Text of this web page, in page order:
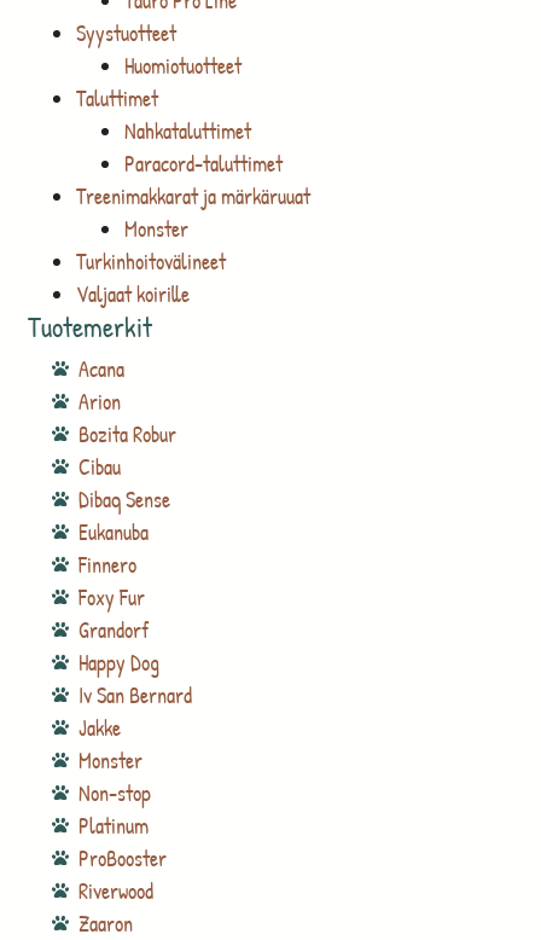
Syystuotteet
Huomiotuotteet
Taluttimet
Nahkataluttimet
Paracord-taluttimet
Treenimakkarat ja märkäruuat
Monster
Turkinhoitovälineet
Valjaat koirille
Tuotemerkit
Acana
Arion
Bozita Robur
Cibau
Dibaq Sense
Eukanuba
Finnero
Foxy Fur
Grandorf
Happy Dog
Iv San Bernard
Jakke
Monster
Non-stop
Platinum
ProBooster
Riverwood
Zaaron